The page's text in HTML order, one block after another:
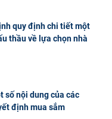
quy định chi tiết một
thầu về lựa chọn nhà
số nội dung của các
định mua sắm